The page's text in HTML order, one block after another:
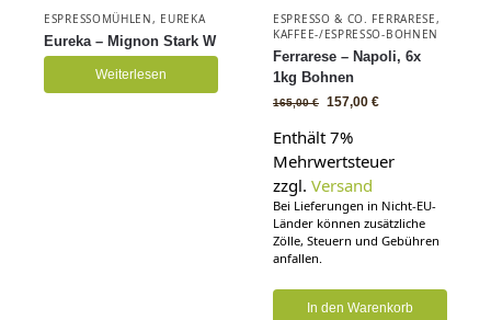
ESPRESSOMÜHLEN, EUREKA
Eureka – Mignon Stark W
Weiterlesen
ESPRESSO & CO. FERRARESE,
KAFFEE-/ESPRESSO-BOHNEN
Ferrarese – Napoli, 6x
1kg Bohnen
165,00€ 157,00 €
Enthält 7%
Mehrwertsteuer
zzgl. Versand
Bei Lieferungen in Nicht-EU-
Länder können zusätzliche
Zölle, Steuern und Gebühren
anfallen.
In den Warenkorb